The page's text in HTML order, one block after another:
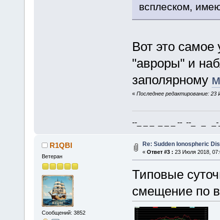
всплеском,
Вот это
"авроры" и
заполярному
« Последнее редактирование:
--_ _ _ _ _ _ -- --_ _ _-
R1QBI
Ветеран
Сообщений: 3852
Re: Sudden Ionospheric
« Ответ #3 : 23 Июля 2018,
Типовые
смещение по